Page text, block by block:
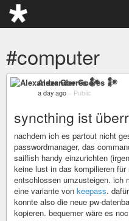
#computer
Alexander Goeres 𒀯
a day ago – Public
syncthing ist
nachdem ich es partout nicht
passwordmanager, das
sailfish handy einzurichten
keine lust in das kompilieren
entschlossen umzusteigen. ich
eine variante von keepass.
konnte also die neue pw-
kopieren. bequemer wäre es